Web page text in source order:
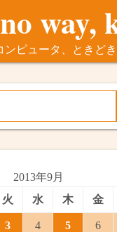
way,
ピュータ、ときど
2013年9月
火 水 木 金
3 4 5 6